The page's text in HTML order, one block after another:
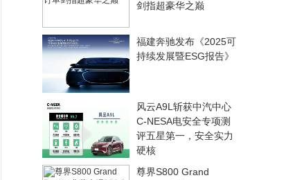
剑指超豪华之巅
福建奔驰发布《2025可
持续发展暨ESG报告》
风云A9L斩获中汽中心
C-NESA电安全专项测
评五星第一，安全实力
硬核
尊界S800 Grand